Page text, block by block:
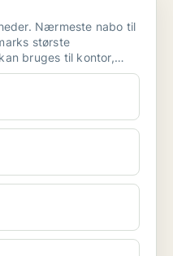
Nærmeste nabo til
største